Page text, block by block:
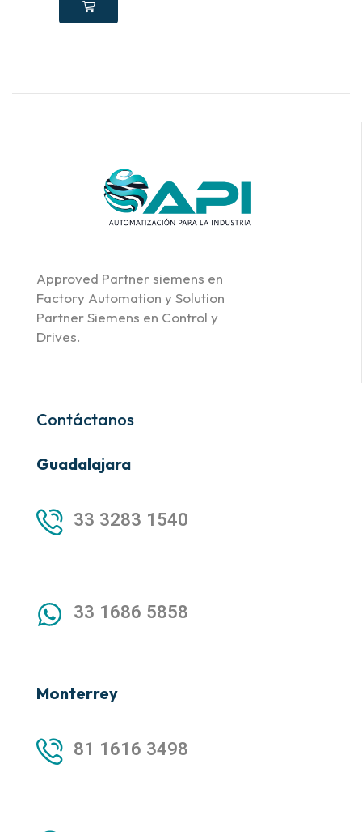
Approved Partner siemens en
Factory Automation y Solution
Partner Siemens en Control y
Drives.
Contáctanos
Guadalajara
33 3283 1540
33 1686 5858
Monterrey
81 1616 3498